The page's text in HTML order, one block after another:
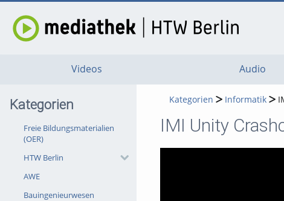
Videos Audio
Kategorien
Freie Bildungsmaterialien
(OER)
HTW Berlin
AWE
Bauingenieurwesen
Kategorien Informatik
IMI Unity